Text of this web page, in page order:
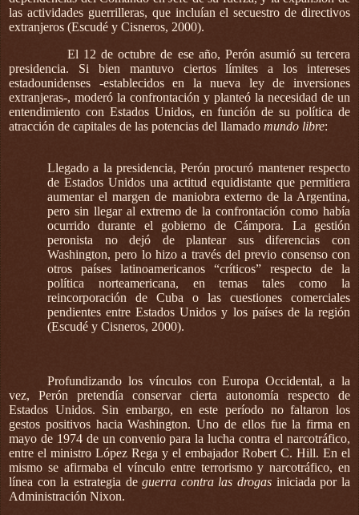
las actividades guerrilleras, que incluían el secuestro de directivos
extranjeros (Escudé y Cisneros, 2000).
El 12 de octubre de ese año, Perón asumió su tercera
presidencia. Si bien mantuvo ciertos límites a los intereses
estadounidenses -establecidos en la nueva ley de inversiones
extranjeras-, moderó la confrontación y planteó la necesidad de un
entendimiento con Estados Unidos, en función de su política de
atracción de capitales de las potencias del llamado mundo libre:
Llegado a la presidencia, Perón procuró mantener respecto
de Estados Unidos una actitud equidistante que permitiera
aumentar el margen de maniobra externo de la Argentina,
pero sin llegar al extremo de la confrontación como había
ocurrido durante el gobierno de Cámpora. La gestión
peronista no dejó de plantear sus diferencias con
Washington, pero lo hizo a través del previo consenso con
otros países latinoamericanos “críticos” respecto de la
política norteamericana, en temas tales como la
reincorporación de Cuba o las cuestiones comerciales
pendientes entre Estados Unidos y los países de la región
(Escudé y Cisneros, 2000).
Profundizando los vínculos con Europa Occidental, a la
vez, Perón pretendía conservar cierta autonomía respecto de
Estados Unidos. Sin embargo, en este período no faltaron los
gestos positivos hacia Washington. Uno de ellos fue la firma en
mayo de 1974 de un convenio para la lucha contra el narcotráfico,
entre el ministro López Rega y el embajador Robert C. Hill. En el
mismo se afirmaba el vínculo entre terrorismo y narcotráfico, en
línea con la estrategia deguerra contra las drogas iniciada por la
Administración Nixon.